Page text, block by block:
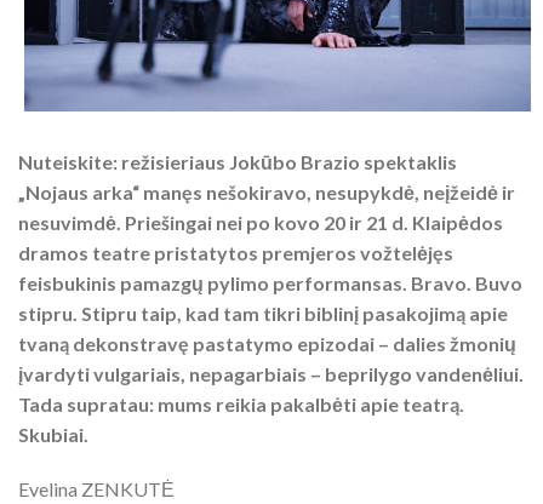
Nuteiskite: režisieriaus Jokūbo Brazio spektaklis
„Nojaus arka“ manęs nešokiravo, nesupykdė, neįžeidė ir
nesuvimdė. Priešingai nei po kovo 20 ir 21 d. Klaipėdos
dramos teatre pristatytos premjeros vožtelėjęs
feisbukinis pamazgų pylimo performansas. Bravo. Buvo
stipru. Stipru taip, kad tam tikri biblinį pasakojimą apie
tvaną dekonstravę pastatymo epizodai – dalies žmonių
įvardyti vulgariais, nepagarbiais – beprilygo vandenėliui.
Tada supratau: mums reikia pakalbėti apie teatrą.
Skubiai.
Evelina ZENKUTĖ